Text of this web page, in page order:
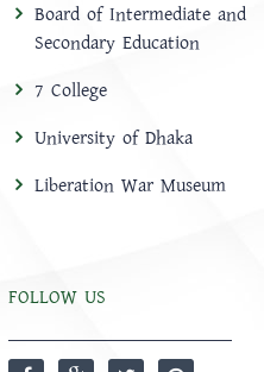
Board of Intermediate and
Secondary Education
7 College
University of Dhaka
Liberation War Museum
FOLLOW US